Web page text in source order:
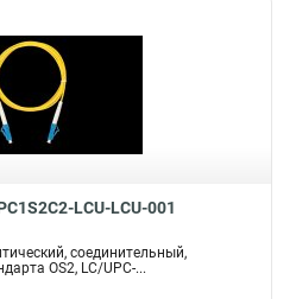
LCU-LCU-001
соединительный,
OS2, LC/UPC-...